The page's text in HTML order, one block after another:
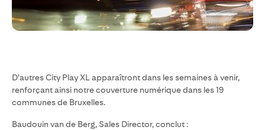
D'autres City Play XL apparaîtront dans les semaines à venir,
renforçant ainsi notre couverture numérique dans les 19
communes de Bruxelles.
Baudouin van de Berg, Sales Director, conclut :